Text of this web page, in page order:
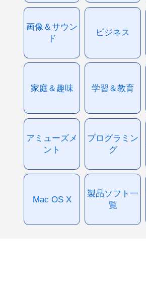
画像＆サウン
ド
ビジネス
家庭＆趣味 学習＆教育
アミューズメ
ント
プログラミン
グ
Mac OS X
製品ソフト一
覧